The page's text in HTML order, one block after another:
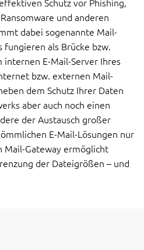
und anderen
dabei sogenannte Mail-
fungieren als Brücke bzw.
internen E-Mail-Server Ihres
bzw. externen Mail-
dem Schutz Ihrer Daten
aber auch noch einen
der Austausch großer
E-Mail-Lösungen nur
Mail-Gateway ermöglicht
der Dateigrößen – und